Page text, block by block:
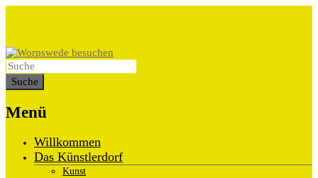
Menü
Willkommen
Das Künstlerdorf
Kunst